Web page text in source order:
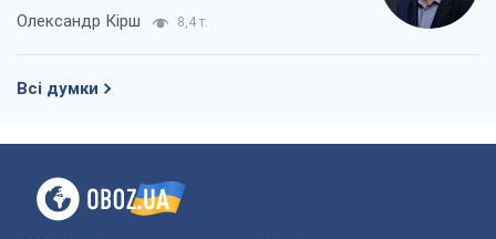
Олександр Кірш 8,4 т.
Всі думки